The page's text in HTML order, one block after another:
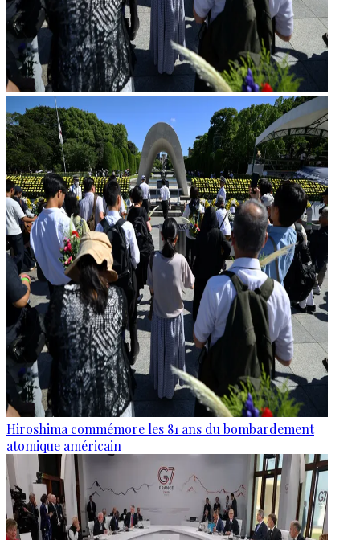
Hiroshima commémore les 81 ans du bombardement
atomique américain